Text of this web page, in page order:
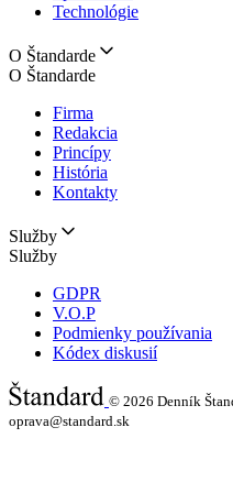
Technológie
O Štandarde
O Štandarde
Firma
Redakcia
Princípy
História
Kontakty
Služby
Služby
GDPR
V.O.P
Podmienky používania
Kódex diskusií
© 2026 Denník
oprava@standard.sk